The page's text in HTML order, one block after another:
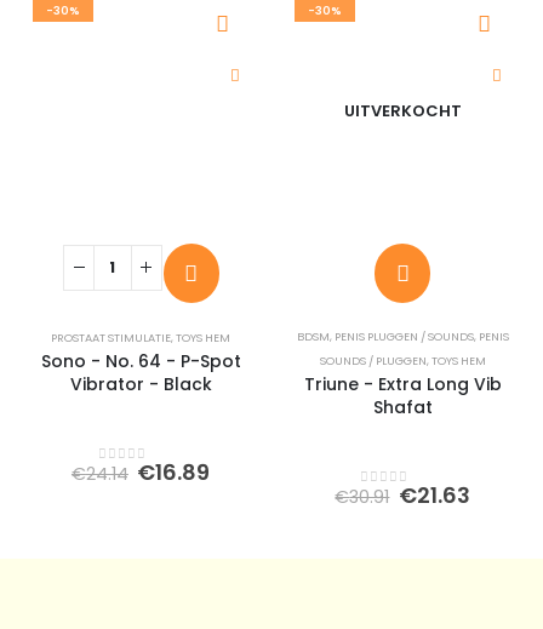
-30%
PROSTAAT STIMULATIE,TOYS HEM
Sono - No. 64 - P-Spot
Vibrator - Black
0out of 5
€24.14 Oorspronkelijke
€16.89
-30%
UITVERKOCHT
BDSM, PENIS PLUGGEN / SOUNDS, PENIS
SOUNDS / PLUGGEN,TOYS HEM
Triune - Extra Long Vib
Shafat
0out of 5
€30.91 €21.63